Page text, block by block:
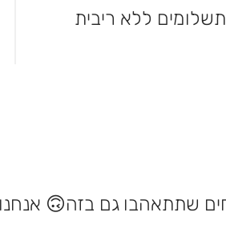
ליהנות מהקנייה ולשלם בקלות. עד 3 תשלומים ללא ריבית